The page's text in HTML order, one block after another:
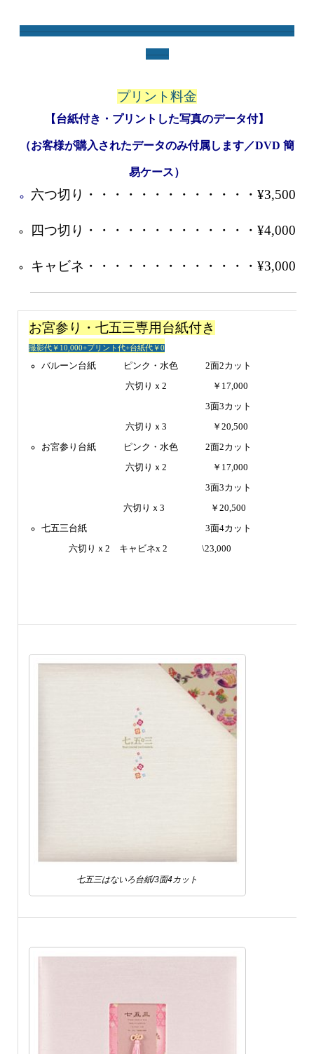
————————————————————————————
——-
プリント料金
【台紙付き・プリントした写真のデータ付】
（お客様が購入されたデータのみ付属します／DVD 簡
易ケース）
六つ切り・・・・・・・・・・・・・¥3,500
四つ切り・・・・・・・・・・・・・¥4,000
キャビネ・・・・・・・・・・・・・¥3,000
お宮参り・七五三専用台紙付き
撮影代￥10,000+プリント代+台紙代￥0
バルーン台紙 ピンク・水色 ＠＠＠2面2カット
＠＠＠＠＠＠＠＠＠＠六切りｘ2
￥17,000
＠＠＠＠＠＠＠＠＠＠＠＠＠＠＠＠＠＠3面3カット
＠＠＠＠＠＠＠＠＠六六切りｘ3
￥20,500
お宮参り台紙
ピンク・水色 ＠＠＠2面2カット
＠＠＠＠＠＠＠＠＠六六切りｘ2
￥17,000
＠＠＠＠＠＠＠＠＠＠＠＠＠＠＠＠＠＠3面3カット
＠＠＠＠＠＠＠＠＠六切りｘ3
￥20,500
七五三台紙 ＠＠＠＠＠＠＠＠＠＠＠＠＠3面4カット
＠＠＠六切りｘ2 キャビネx 2 \23,000
七五三はないろ台紙/3面4カット